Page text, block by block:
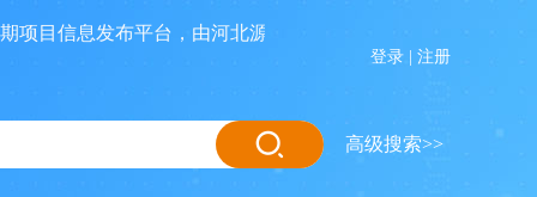
信息发布平台，由河北源航网络科技有限公司投资运营管理
登录 注册
高级搜索>>